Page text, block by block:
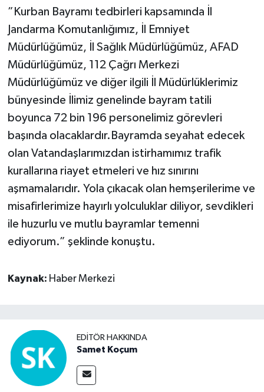
”Kurban Bayramı tedbirleri kapsamında İl
Jandarma Komutanlığımız, İl Emniyet
Müdürlüğümüz, İl Sağlık Müdürlüğümüz, AFAD
Müdürlüğümüz, 112 Çağrı Merkezi
Müdürlüğümüz ve diğer ilgili İl Müdürlüklerimiz
bünyesinde İlimiz genelinde bayram tatili
boyunca 72 bin 196 personelimiz görevleri
başında olacaklardır.Bayramda seyahat edecek
olan Vatandaşlarımızdan istirhamımız trafik
kurallarına riayet etmeleri ve hız sınırını
aşmamalarıdır. Yola çıkacak olan hemşerilerime ve
misafirlerimize hayırlı yolculuklar diliyor, sevdikleri
ile huzurlu ve mutlu bayramlar temenni
ediyorum.” şeklinde konuştu.
Kaynak: Haber Merkezi
EDITÖR HAKKINDA
Samet Koçum